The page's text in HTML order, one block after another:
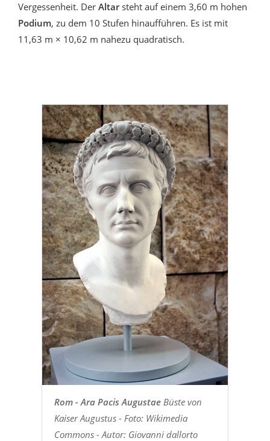
Vergessenheit. Der Altarsteht auf einem 3,60 m hohen
Podium, zu dem 10 Stufen hinaufführen. Es ist mit
11,63 m × 10,62 m nahezu quadratisch.
Rom - Ara Pacis AugustaeBüste von
Kaiser Augustus - Foto: Wikimedia
Commons - Autor: Giovanni dallorto